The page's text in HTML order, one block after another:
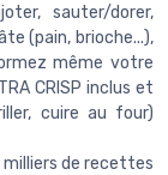
sauter/dorer,
(pain, brioche...),
même votre
CRISP inclus et
cuire au four)
milliers de recettes